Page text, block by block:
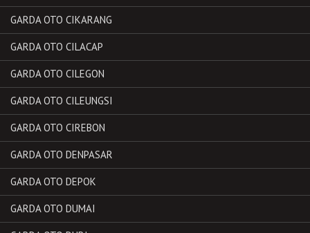
GARDA OTO CIKARANG
GARDA OTO CILACAP
GARDA OTO CILEGON
GARDA OTO CILEUNGSI
GARDA OTO CIREBON
GARDA OTO DENPASAR
GARDA OTO DEPOK
GARDA OTO DUMAI